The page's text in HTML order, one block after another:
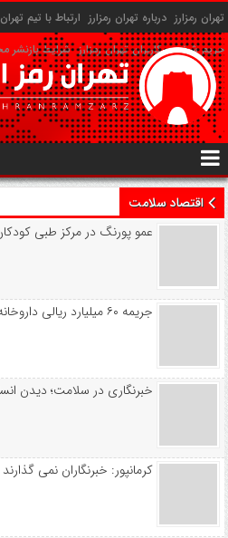
تهران رمزارز درباره تهران رمزارز ارتباط با تیم
حریم شخصی کاربران تهران رمزارز شرایط بازنشر
اقتصاد سلامت
عمو پورنگ در مرکز طبی
جریمه ۶۰ میلیارد ریالی داروخانه متخلف
خبرنگاری در سلامت؛ دیدن
کرمانپور: خبرنگاران نمی